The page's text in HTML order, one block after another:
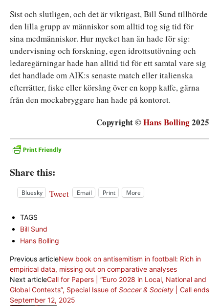
Sist och slutligen, och det är viktigast, Bill Sund tillhörde
den lilla grupp av människor som alltid tog sig tid för
sina medmänniskor. Hur mycket han än hade för sig:
undervisning och forskning, egen idrottsutövning och
ledaregärningar hade han alltid tid för ett samtal vare sig
det handlade om AIK:s senaste match eller italienska
efterrätter, fiske eller körsång över en kopp kaffe, gärna
från den mockabryggare han hade på kontoret.
Copyright ©Hans Bolling2025
Share this:
Bluesky Tweet Email Print More
TAGS
Bill Sund
Hans Bolling
Previous articleNew book on antisemitism in football: Rich in
empirical data, missing out on comparative analyses
Next articleCall for Papers | “Euro 2028 in Local, National and
Global Contexts”, Special Issue of Soccer & Society | Call ends
September 12, 2025